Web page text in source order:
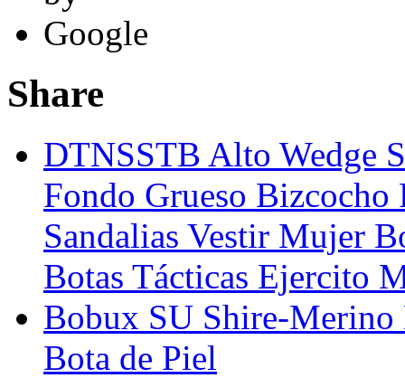
Share
DTNSSTB Alto Wedge
Fondo Grueso
Sandalias Vestir Mujer
Botas Tácticas Ejercito
Bobux SU Shire-
Bota de Piel